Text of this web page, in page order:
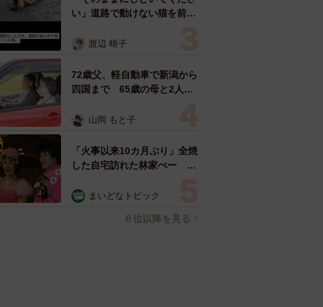
い」道路で動けない猫を前に
ようとした4日間 「命の重
表の訴え
渡辺 晴子
72歳父、軽自動車で新潟から
四国まで 65歳の母と2人で
憩まで分刻み… 「大学生で
山岡 もと子
「火事以来10カ月ぶり」全焼
した自宅訪れた林家ぺー 内
ン状態の部屋に呆然
まいどなトピック
６位以降を見る